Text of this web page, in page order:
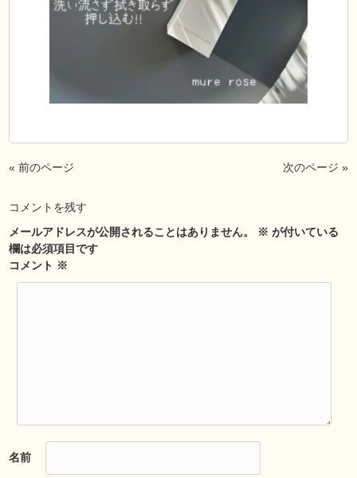
« 前のページ 次のページ »
コメントを残す
メールアドレスが公開されることはありません。
※ が付いている
欄は必須項目です
コメント ※
名前